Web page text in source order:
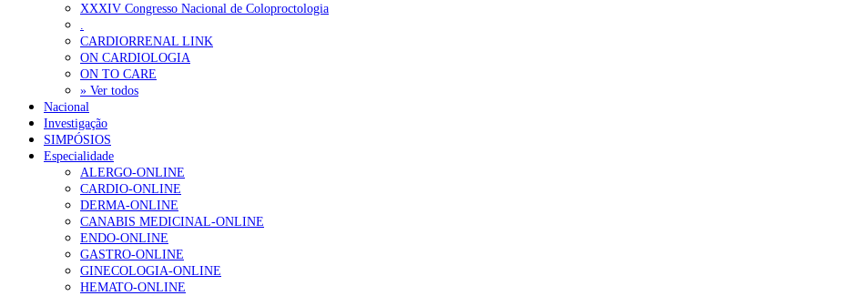
Portugal está a formar os médicos de que precisa?
MAIS LIDAS
Enfermagem Forense. “Da urgência ao tribunal, cada gesto conta e cada profissional faz a diferença”
203 visualizações
1.º Episódio do Podcast “Frequência Cardio – Sintoniza-te na Insuficiência Cardíaca” da Bayer
202 visualizações
XXXIV Congresso Nacional de Coloproctologia
.
CARDIORRENAL LINK
ON CARDIOLOGIA
ON TO CARE
» Ver todos
Nacional
Investigação
SIMPÓSIOS
Especialidade
ALERGO-ONLINE
CARDIO-ONLINE
DERMA-ONLINE
CANABIS MEDICINAL-ONLINE
ENDO-ONLINE
GASTRO-ONLINE
GINECOLOGIA-ONLINE
HEMATO-ONLINE